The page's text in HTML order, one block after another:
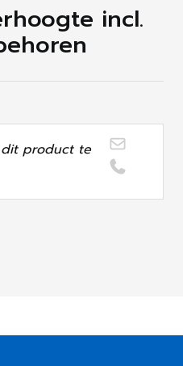
incl.
product te